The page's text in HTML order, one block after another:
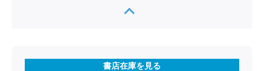
書店在庫を見る